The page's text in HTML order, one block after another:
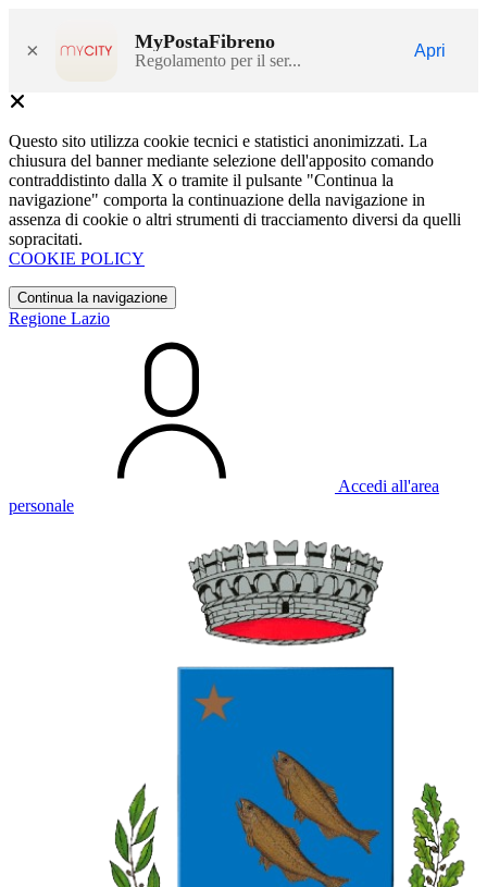
× MyPostaFibreno
Regolamento per il ser...
Apri
Questo sito utilizza cookie tecnici e statistici anonimizzati. La
chiusura del banner mediante selezione dell'apposito comando
contraddistinto dalla X o tramite il pulsante "Continua la
navigazione" comporta la continuazione della navigazione in
assenza di cookie o altri strumenti di tracciamento diversi da quelli
sopracitati.
COOKIE POLICY
Continua la navigazione
Regione Lazio
Accedi all'area
personale